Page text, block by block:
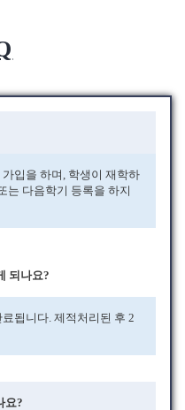
입을 하며, 학생이 재학하
는 다음학기 등록을 하지
되나요?
됩니다. 제적처리된 후 2
요?